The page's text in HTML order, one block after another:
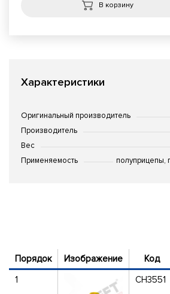
В корзину
Порядок Изображение Код
1
CH3551
Характеристики
Оригинальный производитель
Производитель
Вес
Применяемость
полуприцепы,